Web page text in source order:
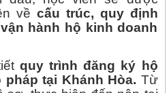
về cấu trúc, quy định
hành hộ kinh doanh
quy trình đăng ký hộ
tại Khánh Hòa. Từ